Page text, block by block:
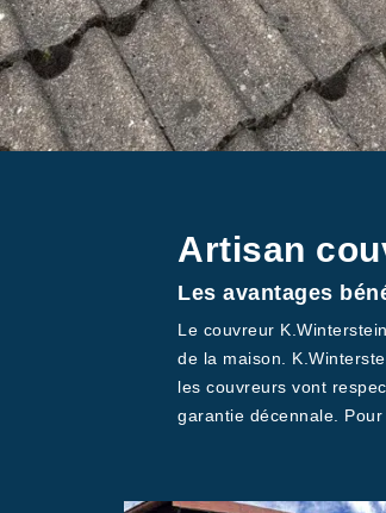
Artisan
Les avantages
Le couvreur
de la maison.
les couvreurs vont
garantie décennale.